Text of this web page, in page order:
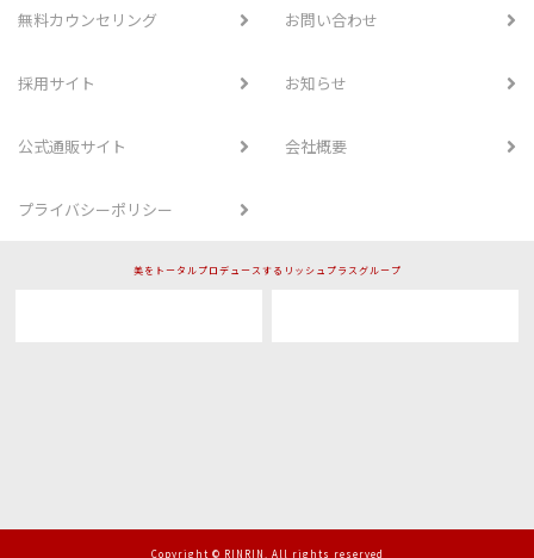
無料カウンセリング お問い合わせ
採用サイト お知らせ
公式通販サイト 会社概要
プライバシーポリシー
美をトータルプロデュースするリッシュプラスグループ
Copyright © RINRIN. All rights reserved